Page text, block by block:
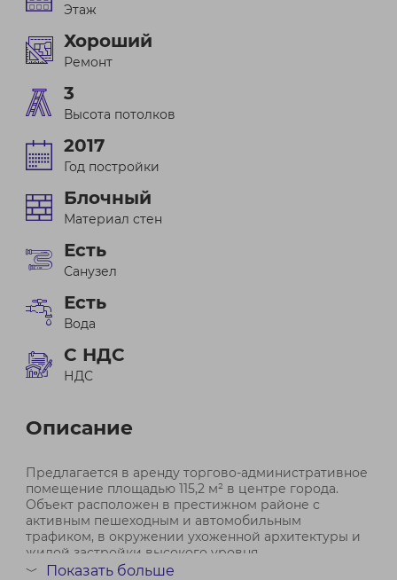
Этаж
Хороший
Ремонт
3
Высота потолков
2017
Год постройки
Блочный
Материал стен
Есть
Санузел
Есть
Вода
С НДС
НДС
Описание
Предлагается в аренду торгово-административное
помещение площадью 115,2 м² в центре города.
Объект расположен в престижном районе с
активным пешеходным и автомобильным
трафиком, в окружении ухоженной архитектуры и
жилой застройки высокого уровня.
﹀ Показать больше